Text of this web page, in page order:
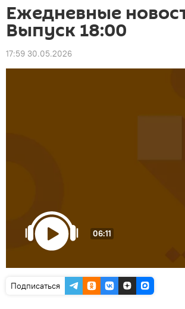
Ежедневные
Выпуск 18:00
17:59 30.05.2026
06:11
Подписаться